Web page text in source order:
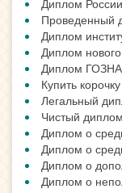
Диплом России
Проведенный
Диплом
Диплом
Диплом
Купить
Легальный
Чистый диплом
Диплом о
Диплом о
Диплом о
Диплом о